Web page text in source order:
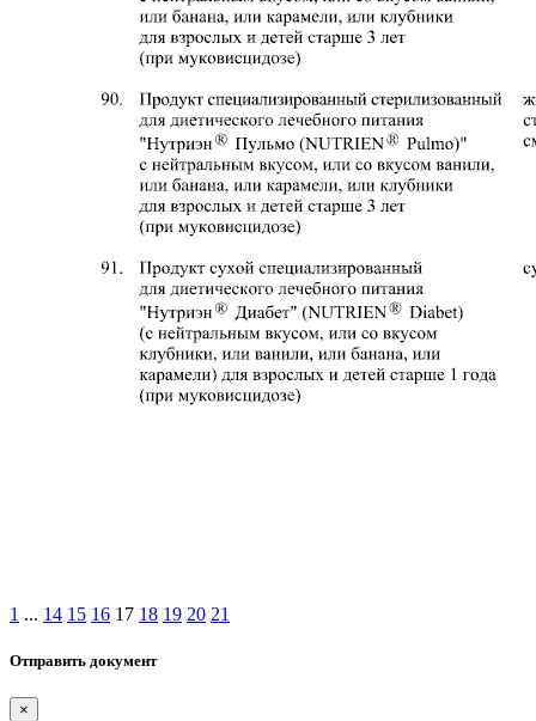
1 ... 14 15 16 17 18 19 20 21
Отправить документ
×